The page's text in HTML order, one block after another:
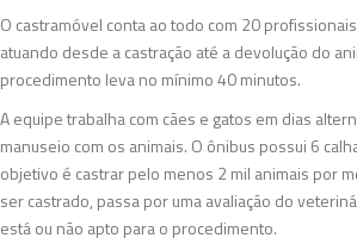
O castramóvel conta ao todo com 20
atuando desde a castração até a devolução do
procedimento leva no mínimo 40 minutos.
A equipe trabalha com cães e gatos em dias
manuseio com os animais. O ônibus possui 6
objetivo é castrar pelo menos 2 mil animais por
ser castrado, passa por uma avaliação do
está ou não apto para o procedimento.